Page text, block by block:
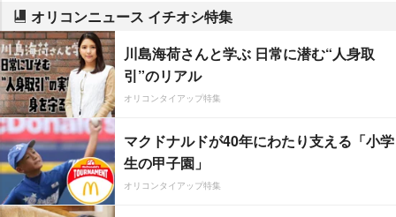
オリコンニュース イチオシ特集
川島海荷さんと学ぶ 日常に潜む“人身取
引”のリアル
オリコンタイアップ特集
マクドナルドが40年にわたり支える「小学
生の甲子園」
オリコンタイアップ特集